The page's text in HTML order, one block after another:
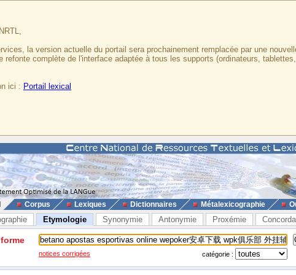
la version actuelle du portail sera prochainement remplacée par une
refonte complète de l'interface adaptée à tous les supports (ordinateurs,
ici : Portail lexical
Corpus Lexiques Dictionnaires Métalexicographie
Etymologie Synonymie Antonymie Proxémie
notices corrigées catégorie :